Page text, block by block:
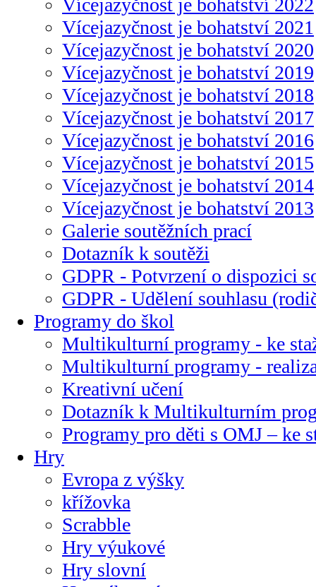
Vícejazyčnost je bohatství 2022
Vícejazyčnost je bohatství 2021
Vícejazyčnost je bohatství 2020
Vícejazyčnost je bohatství 2019
Vícejazyčnost je bohatství 2018
Vícejazyčnost je bohatství 2017
Vícejazyčnost je bohatství 2016
Vícejazyčnost je bohatství 2015
Vícejazyčnost je bohatství 2014
Vícejazyčnost je bohatství 2013
Galerie soutěžních prací
Dotazník k soutěži
GDPR - Potvrzení o dispozici
GDPR - Udělení souhlasu
Programy do škol
Multikulturní programy - ke
Multikulturní programy -
Kreativní učení
Dotazník k Multikulturním
Programy pro děti s OMJ – ke
Hry
Evropa z výšky
křížovka
Scrabble
Hry výukové
Hry slovní